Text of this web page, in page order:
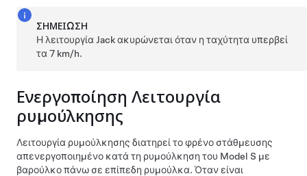
ΣΗΜΕΊΩΣΗ
Η λειτουργία Jack ακυρώνεται όταν η ταχύτητα υπερβεί
τα7 km/h.
Ενεργοποίηση Λειτουργία
ρυμούλκησης
Λειτουργία ρυμούλκησης διατηρεί το φρένο στάθμευσης
απενεργοποιημένο κατά τη ρυμούλκηση του Model S με
βαρούλκο πάνω σε επίπεδη ρυμούλκα. Όταν είναι